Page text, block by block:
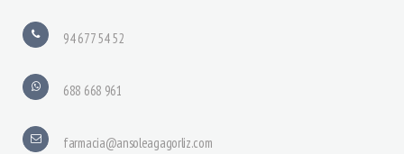
94 677 54 52
688 668 961
farmacia@ansoleagagorliz.com